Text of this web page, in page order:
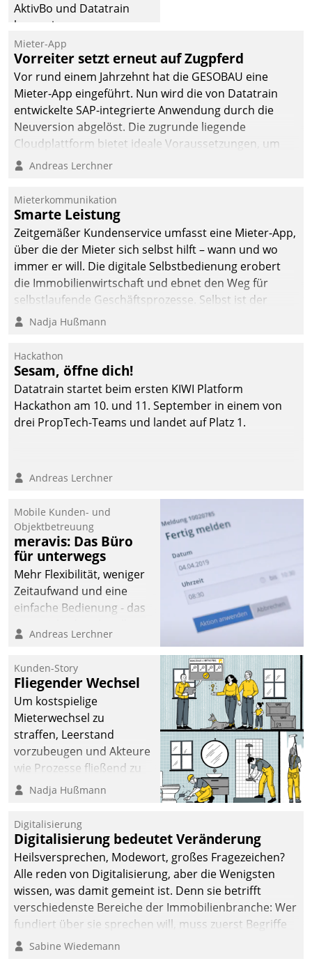
AktivBo und Datatrain
kooperieren –
Immobilienunternehmen
profitieren: Die nahtlose
Integration der Lösungen
von AktivBo und
Datatrain ermöglicht
automatisiert ausgelöste,
zielgerichtete
Mieterbefragungen – eine
starke Grundlage für
intelligente,
datengestützte
Entscheidungen.
Mieter-App
Vorreiter setzt erneut auf Zugpferd
Vor rund einem Jahrzehnt hat die GESOBAU eine
Mieter-App eingeführt. Nun wird die von Datatrain
entwickelte SAP-integrierte Anwendung durch die
Neuversion abgelöst. Die zugrunde liegende
Cloudplattform bietet ideale Voraussetzungen, um
die Funktionalität der App zu erweitern und weitere
integrieren.
Andreas Lerchner
Mieterkommunikation
Smarte Leistung
Zeitgemäßer Kundenservice umfasst eine Mieter-App,
über die der Mieter sich selbst hilft – wann und wo
immer er will. Die digitale Selbstbedienung erobert
die Immobilienwirtschaft und ebnet den Weg für
selbstlaufende Geschäftsprozesse. Selbst ist der
Kunde und smart der Serviceanbieter.
Nadja Hußmann
Hackathon
Sesam, öffne dich!
Datatrain startet beim ersten KIWI Platform
Hackathon am 10. und 11. September in einem von
drei PropTech-Teams und landet auf Platz 1.
Andreas Lerchner
Mobile Kunden- und
Objektbetreuung
meravis: Das Büro
für unterwegs
Mehr Flexibilität, weniger
Zeitaufwand und eine
einfache Bedienung - das
Cockpit für mobile
Datatrain. Die meravis
Wohnungsbau- und
Immobilien GmbH hat
sich dabei für den Betrieb
der Lösung über die SAP
Cloud Platform
entschieden - als erstes
Unternehmen am
Andreas Lerchner
Kunden-Story
Fliegender Wechsel
Um kostspielige
Mieterwechsel zu
straffen, Leerstand
vorzubeugen und Akteure
wie Prozesse fließend zu
vernetzen, nutzt die
Jahresbeginn eine
Überblick, Einsicht und
Eingriff bietende Lösung.
Zur Entwicklung setzte
man auf
Cloudtechnologie,
bewährte und Startup-
agile Projektmethoden.
Nadja Hußmann
Digitalisierung
Digitalisierung bedeutet Veränderung
Heilsversprechen, Modewort, großes Fragezeichen?
Alle reden von Digitalisierung, aber die Wenigsten
wissen, was damit gemeint ist. Denn sie betrifft
verschiedenste Bereiche der Immobilienbranche: Wer
fundiert über sie sprechen will, muss zuerst Begriffe
klären. Ein Aspekt ist die betriebliche Optimierung:
Sabine Wiedemann